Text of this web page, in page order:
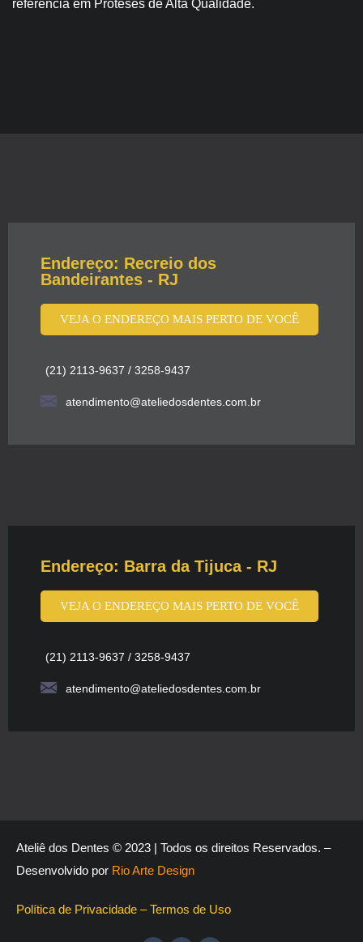
referência em Próteses de Alta Qualidade.
Endereço: Recreio dos
Bandeirantes - RJ
VEJA O ENDEREÇO MAIS PERTO DE VOCÊ
(21) 2113-9637 / 3258-9437
atendimento@ateliedosdentes.com.br
Endereço: Barra da Tijuca - RJ
VEJA O ENDEREÇO MAIS PERTO DE VOCÊ
(21) 2113-9637 / 3258-9437
atendimento@ateliedosdentes.com.br
Ateliê dos Dentes © 2023 | Todos os direitos Reservados. –
Desenvolvido por Rio Arte Design
Política de Privacidade –Termos de Uso